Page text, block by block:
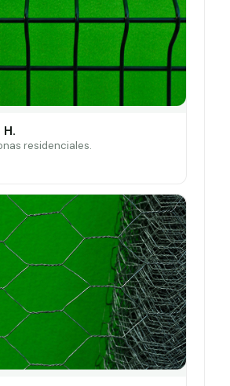
residenciales.